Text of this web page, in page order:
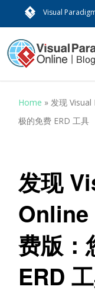
Visual
Home »发现 Visual
极的免费 ERD 工具
发现
Online
费版：
ERD